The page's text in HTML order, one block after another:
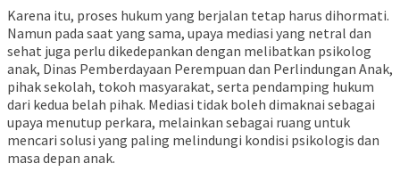
Karena itu, proses hukum yang berjalan tetap harus dihormati.
Namun pada saat yang sama, upaya mediasi yang netral dan
sehat juga perlu dikedepankan dengan melibatkan psikolog
anak, Dinas Pemberdayaan Perempuan dan Perlindungan Anak,
pihak sekolah, tokoh masyarakat, serta pendamping hukum
dari kedua belah pihak. Mediasi tidak boleh dimaknai sebagai
upaya menutup perkara, melainkan sebagai ruang untuk
mencari solusi yang paling melindungi kondisi psikologis dan
masa depan anak.